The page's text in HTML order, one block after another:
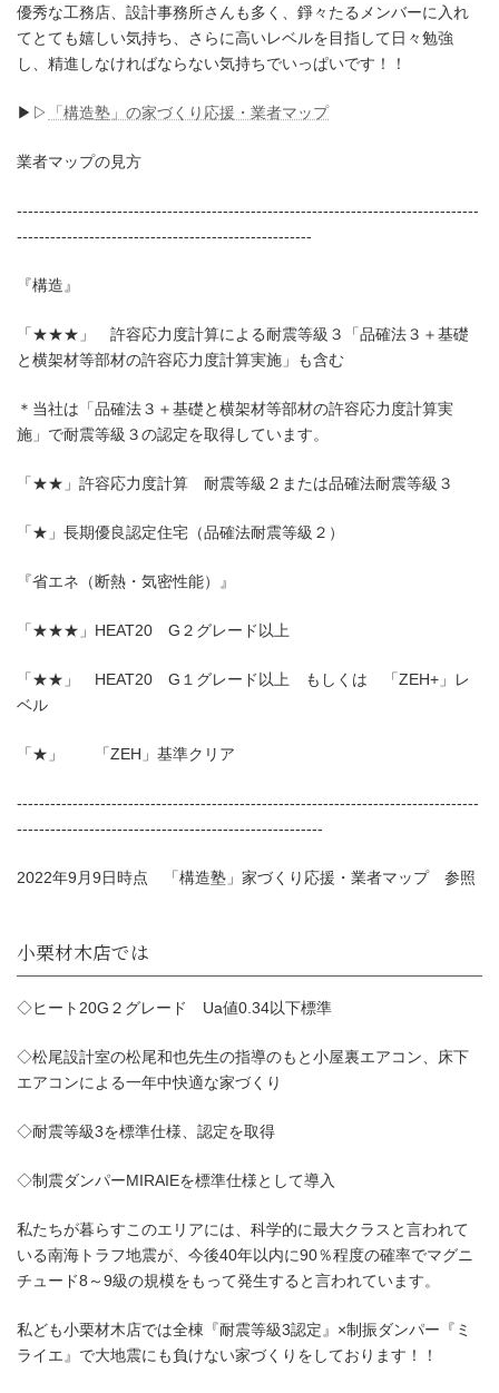
優秀な工務店、設計事務所さんも多く、錚々たるメンバーに入れ
てとても嬉しい気持ち、さらに高いレベルを目指して日々勉強
し、精進しなければならない気持ちでいっぱいです！！
▶▷ 「構造塾」の家づくり応援・業者マップ
業者マップの見方
-----------------------------------------------------------------------------------
-----------------------------------------------------
『構造』
「★★★」 許容応力度計算による耐震等級３「品確法３＋基礎
と横架材等部材の許容応力度計算実施」も含む
＊当社は「品確法３＋基礎と横架材等部材の許容応力度計算実
施」で耐震等級３の認定を取得しています。
「★★」許容応力度計算 耐震等級２または品確法耐震等級３
「★」長期優良認定住宅（品確法耐震等級２）
『省エネ（断熱・気密性能）』
「★★★」HEAT20 G２グレード以上
「★★」 HEAT20 G１グレード以上 もしくは 「ZEH+」レ
ベル
「★」 「ZEH」基準クリア
-----------------------------------------------------------------------------------
-------------------------------------------------------
2022年9月9日時点 「構造塾」家づくり応援・業者マップ 参照
◇ヒート20G２グレード Ua値0.34以下標準
◇松尾設計室の松尾和也先生の指導のもと小屋裏エアコン、床下
エアコンによる一年中快適な家づくり
◇耐震等級3を標準仕様、認定を取得
◇制震ダンパーMIRAIEを標準仕様として導入
私たちが暮らすこのエリアには、科学的に最大クラスと言われて
いる南海トラフ地震が、今後40年以内に90％程度の確率でマグニ
チュード8～9級の規模をもって発生すると言われています。
私ども小栗材木店では全棟『耐震等級3認定』×制振ダンパー『ミ
ライエ』で大地震にも負けない家づくりをしております！！